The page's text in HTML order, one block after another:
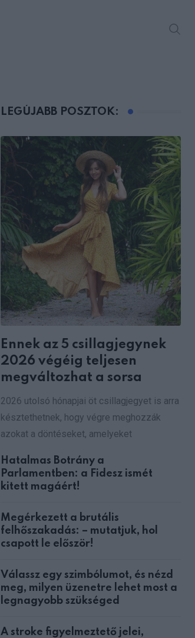
LEGÚJABB POSZTOK:
Ennek az 5 csillagjegynek
2026 végéig teljesen
megváltozhat a sorsa
2026 utolsó hónapjai öt csillagjegyet is arra
késztethetnek, hogy végre meghozzák
azokat a döntéseket, amelyeket
Hatalmas Botrány a
Parlamentben: a Fidesz ismét
kitett magáért!
Megérkezett a brutális
felhőszakadás: – mutatjuk, hol
csapott le először!
Válassz egy szimbólumot, és nézd
meg, milyen üzenetre lehet most a
legnagyobb szükséged
A stroke figyelmeztető jelei,